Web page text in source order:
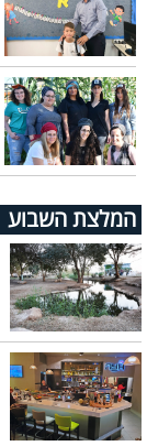
המלצת השבוע